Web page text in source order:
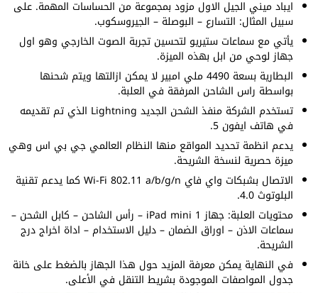
ايباد ميني الجيل الاول مزود بمجموعة من الحساسات المهمة. على
سبيل المثال: التسارع – البوصلة – الجيروسكوب.
يأتي مع سماعات ستيريو لتحسين تجربة الصوت الخارجي وهو اول
جهاز لوحي من ابل بهذه الميزة.
البطارية بسعة 4490 ملي امبير لا يمكن ازالتها ويتم شحنها
بواسطة راس الشاحن المرفقة في العلبة.
تستخدم الشركة منفذ الشحن الجديد Lightning الذي تم تقديمه
في هاتف ايفون 5.
يدعم انظمة تحديد المواقع منها النظام العالمي جي بي اس وهي
ميزة حصرية لنسخة الشريحة.
الاتصال بشبكات واي فاي Wi-Fi 802.11 a/b/g/n كما يدعم تقنية
البلوتوث 4.0.
محتويات العلبة: جهاز iPad mini 1 – رأس الشاحن – كابل الشحن –
سماعات الاذن – اوراق الضمان – دليل الاستخدام – اداة اخراج درج
الشريحة.
في النهاية يمكن معرفة المزيد حول هذا الجهاز بالضغط على خانة
جدول المواصفات الموجودة بشريط التنقل في الأعلى.